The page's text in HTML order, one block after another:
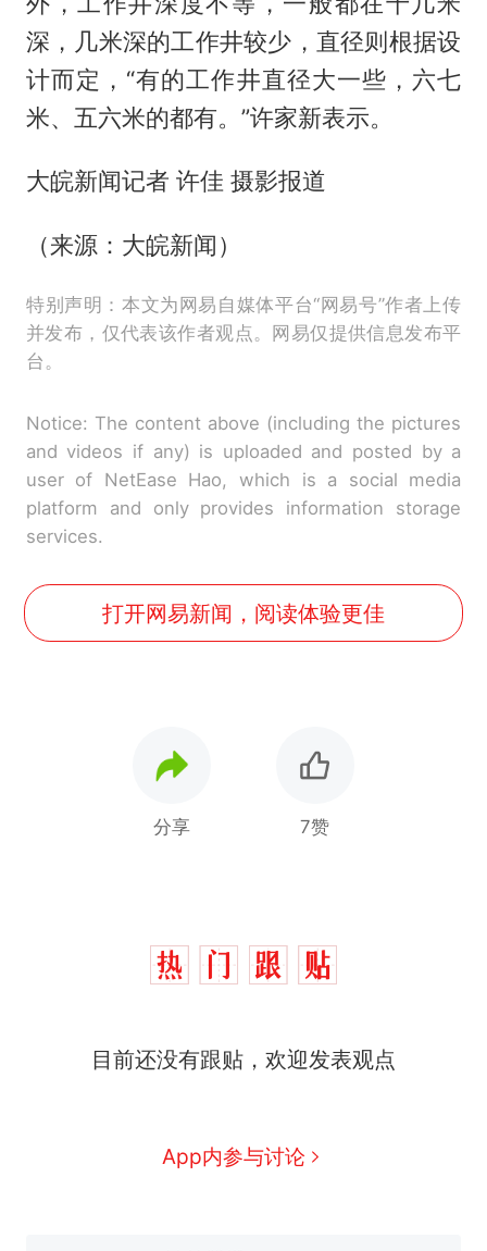
深，几米深的工作井较少，直径则根据设
计而定，“有的工作井直径大一些，六七
米、五六米的都有。”许家新表示。
大皖新闻记者 许佳 摄影报道
（来源：大皖新闻）
特别声明：本文为网易自媒体平台“网易号”作者上传
并发布，仅代表该作者观点。网易仅提供信息发布平
台。
Notice: The content above (including the pictures
and videos if any) is uploaded and posted by a
user of NetEase Hao, which is a social media
platform and only provides information storage
services.
打开网易新闻，阅读体验更佳
分享 7赞
目前还没有跟贴，欢迎发表观点
App内参与讨论
因老师一句“跟我回家”改写了
协会回应
美国渔民钓获鲨鱼徒手将其拽
回大海 目击者直呼震惊 （视频